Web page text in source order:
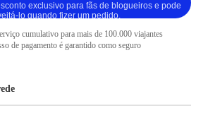
exclusivo para fãs de blogueiros e pode
lo quando fizer um pedido.
cumulativo para mais de 100.000 viajantes
de pagamento é garantido como seguro